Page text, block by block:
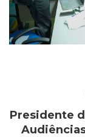
Presidente